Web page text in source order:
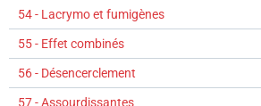
54 - Lacrymo et fumigènes
55 - Effet combinés
56 - Désencerclement
57 - Assourdissantes